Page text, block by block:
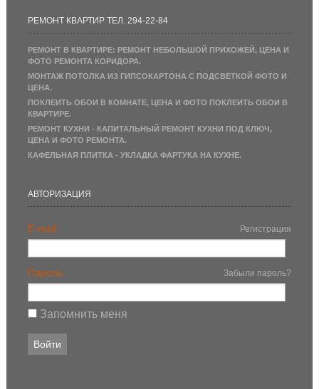
РЕМОНТ КВАРТИР ТЕЛ. 294-22-84
РЕМОНТ В КВАРТИРЕ: РЕМОНТ НЕБОЛЬШОЙ ПРИХОЖЕЙ, ЦЕНА И
ФОТО РЕМОНТА КОРИДОРА.
МОНТАЖ ПОТОЛКА ИЗ ГИПСОКАРТОНА С ПОДСВЕТКОЙ ФОТО И
ЦЕНА.
ПОКЛЕИТЬ ОБОИ В КОМНАТЕ, ЦЕНА И ФОТО ПОКЛЕИТЬ ОБОИ В
КВАРТИРЕ.
РЕМОНТ КУХНИ - КАПИТАЛЬНЫЙ РЕМОНТ КУХНИ ПОД КЛЮЧ,
ЦЕНА И ФОТО РЕМОНТА.
КАФЕЛЬНАЯ ПЛИТКА - УКЛАДКА ФАРТУКА НА КУХНЕ.
АВТОРИЗАЦИЯ
E-mail: Регистрация
Пароль: Забыли пароль?
Запомнить меня